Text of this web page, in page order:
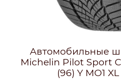
Автомобильные
Michelin Pilot Sport
(96) Y MO1